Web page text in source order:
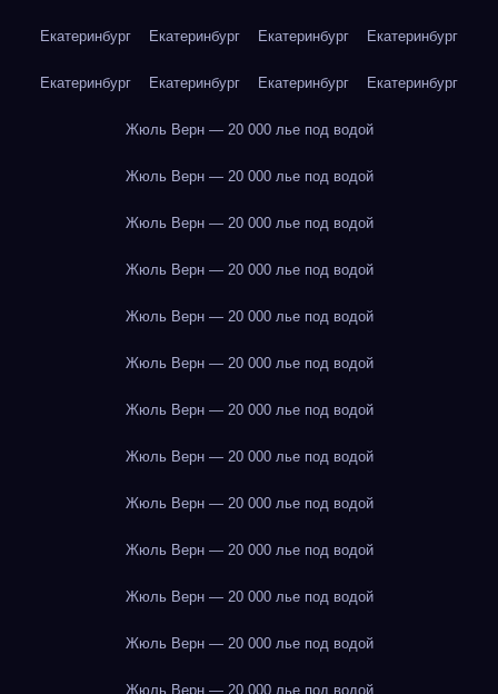
Екатеринбург Екатеринбург Екатеринбург Екатеринбург
Екатеринбург Екатеринбург Екатеринбург Екатеринбург
Жюль Верн — 20 000 лье под водой
Жюль Верн — 20 000 лье под водой
Жюль Верн — 20 000 лье под водой
Жюль Верн — 20 000 лье под водой
Жюль Верн — 20 000 лье под водой
Жюль Верн — 20 000 лье под водой
Жюль Верн — 20 000 лье под водой
Жюль Верн — 20 000 лье под водой
Жюль Верн — 20 000 лье под водой
Жюль Верн — 20 000 лье под водой
Жюль Верн — 20 000 лье под водой
Жюль Верн — 20 000 лье под водой
Жюль Верн — 20 000 лье под водой